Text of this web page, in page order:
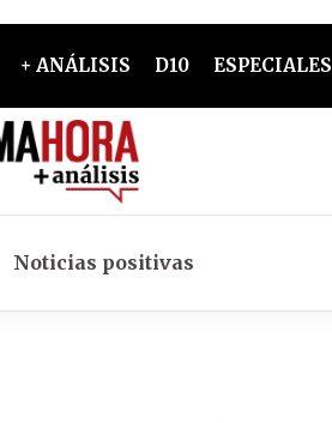
+ ANÁLISIS D10 ESPECIALES
Noticias positivas